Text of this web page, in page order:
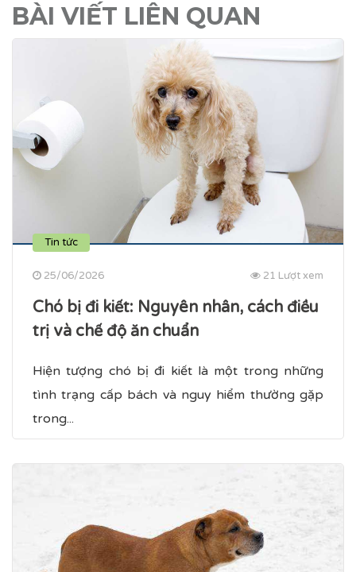
BÀI VIẾT LIÊN QUAN
Tin tức
25/06/2026 21 Lượt xem
Chó bị đi kiết​: Nguyên nhân, cách điều
trị và chế độ ăn chuẩn
Hiện tượng chó bị đi kiết là một trong những
tình trạng cấp bách và nguy hiểm thường gặp
trong...